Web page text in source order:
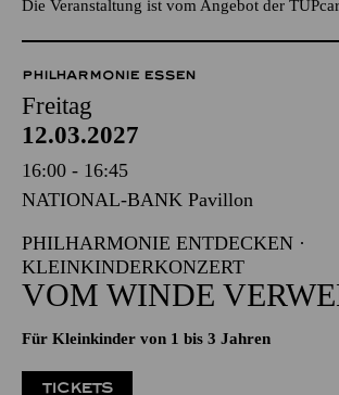
TICKETS
99,50 84,50 69,50 59,50 139,50€
Die Veranstaltung ist vom Angebot der
PHILHARMONIE ESSEN
Freitag
12.03.2027
16:00 - 16:45
NATIONAL-BANK Pavillon
PHILHARMONIE ENTDECKEN ·
KLEINKINDERKONZERT